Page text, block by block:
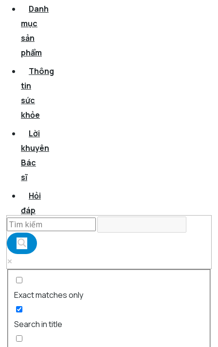
Danh
mục
sản
phẩm
Thông
tin
sức
khỏe
Lời
khuyên
Bác
sĩ
Hỏi
đáp
Exact matches only
Search in title